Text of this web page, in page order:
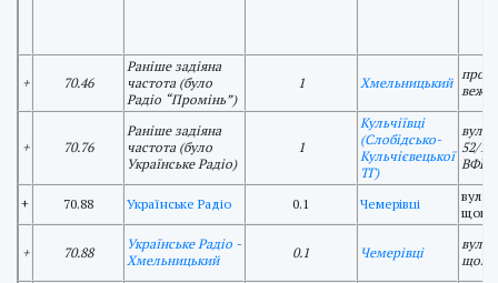
+ 70.46
Раніше задіяна
частота (було
Радіо “Промінь”)
1 Хмельницький вежа
+ 70.76
Раніше задіяна
частота (було
Українське Радіо)
1
Кульчіївці
(Слобідсько-
Кульчієвецької
ТГ)
вул.
52/1,
+ 70.88 Українське Радіо 0.1 Чемерівці
вул.
+ 70.88
Українське Радіо -
Хмельницький
0.1 Чемерівці
вул.